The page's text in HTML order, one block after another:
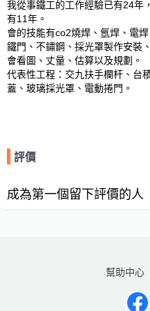
我從事鐵工的工作經驗已有24年
有11年。
會的技能有co2燒焊、氬焊、電
鐵門、不鏽鋼、採光罩製作安裝
會看圖、丈量、估算以及規劃。
代表性工程：交九扶手欄杆、台
蓋、玻璃採光罩、電動捲門。
評價
成為第一個留下評價的人
幫助中心